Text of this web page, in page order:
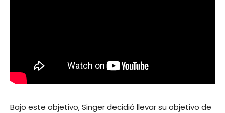
Bajo este objetivo, Singer decidió llevar su objetivo de